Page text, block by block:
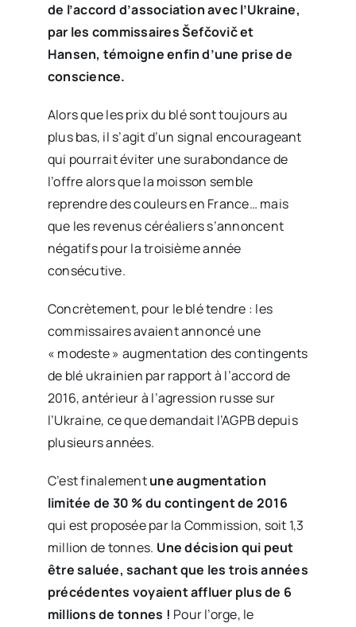
de l’accord d’association avec l’Ukraine,
par les commissaires Šefčovič et
Hansen, témoigne enfin d’une prise de
conscience.
Alors que les prix du blé sont toujours au
plus bas, il s’agit d’un signal encourageant
qui pourrait éviter une surabondance de
l’offre alors que la moisson semble
reprendre des couleurs en France… mais
que les revenus céréaliers s’annoncent
négatifs pour la troisième année
consécutive.
Concrètement, pour le blé tendre : les
commissaires avaient annoncé une
« modeste » augmentation des contingents
de blé ukrainien par rapport à l’accord de
2016, antérieur à l’agression russe sur
l’Ukraine, ce que demandait l’AGPB depuis
plusieurs années.
C’est finalementune augmentation
limitée de 30 % du contingent de 2016
qui est proposée par la Commission, soit 1,3
million de tonnes. Une décision qui peut
être saluée, sachant que les trois années
précédentes voyaient affluer plus de 6
millions de tonnes ! Pour l’orge, le